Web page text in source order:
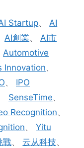
Startup、AI
AI創業、 AI市
Automotive
Innovation、
、 IPO
SenseTime、
Recognition、
、 Yitu
戰、 云从科技、